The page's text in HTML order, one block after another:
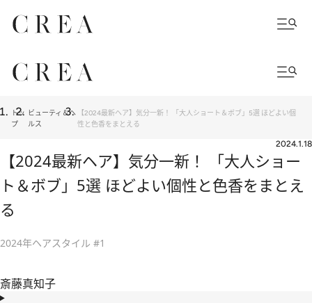
トッ
プ
ビューティ＆ヘ
ルス
【2024最新ヘア】気分一新！ 「大人ショート＆ボブ」5選 ほどよい個
性と色香をまとえる
2024.1.18
【2024最新ヘア】気分一新！ 「大人ショー
ト＆ボブ」5選 ほどよい個性と色香をまとえ
る
2024年ヘアスタイル #1
斎藤真知子